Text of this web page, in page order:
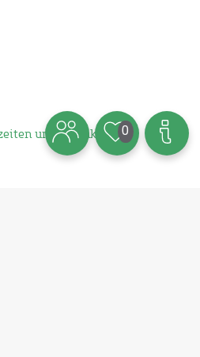
und kontakt 0